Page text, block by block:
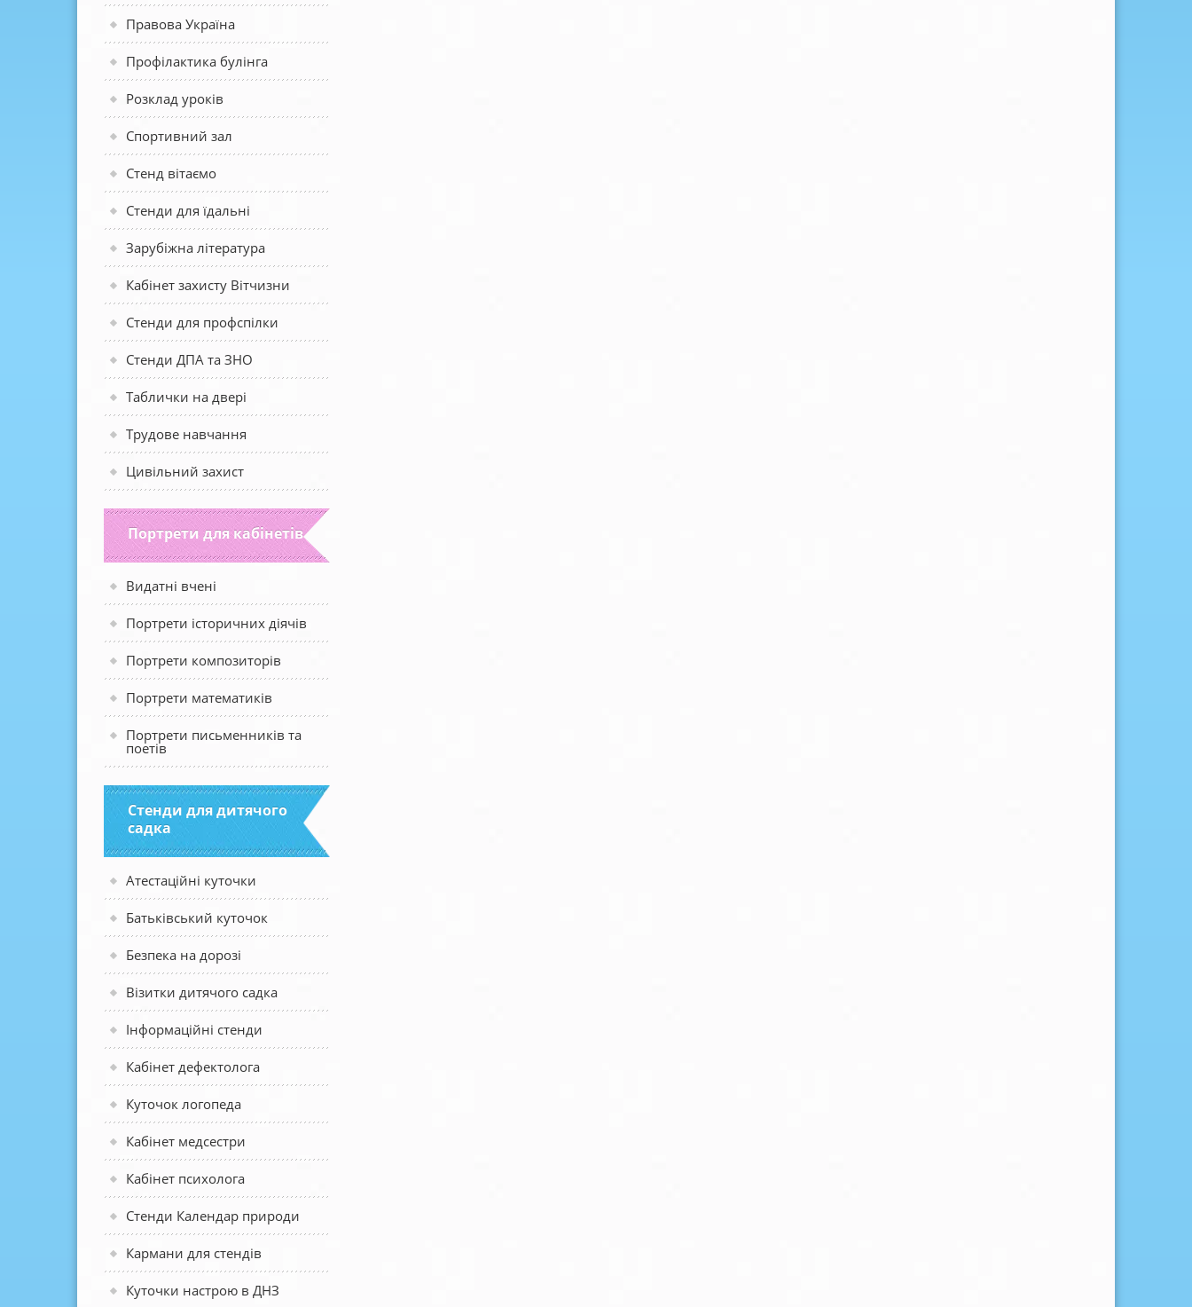
Правова Україна
Профілактика булінга
Розклад уроків
Спортивний зал
Стенд вітаємо
Стенди для їдальні
Зарубіжна література
Кабінет захисту Вітчизни
Стенди для профспілки
Стенди ДПА та ЗНО
Таблички на двері
Трудове навчання
Цивільний захист
Портрети для кабінетів
Видатні вчені
Портрети історичних діячів
Портрети композиторів
Портрети математиків
Портрети письменників та
поетів
Стенди для дитячого
садка
Атестаційні куточки
Батьківський куточок
Безпека на дорозі
Візитки дитячого садка
Інформаційні стенди
Кабінет дефектолога
Куточок логопеда
Кабінет медсестри
Кабінет психолога
Стенди Календар природи
Кармани для стендів
Куточки настрою в ДНЗ